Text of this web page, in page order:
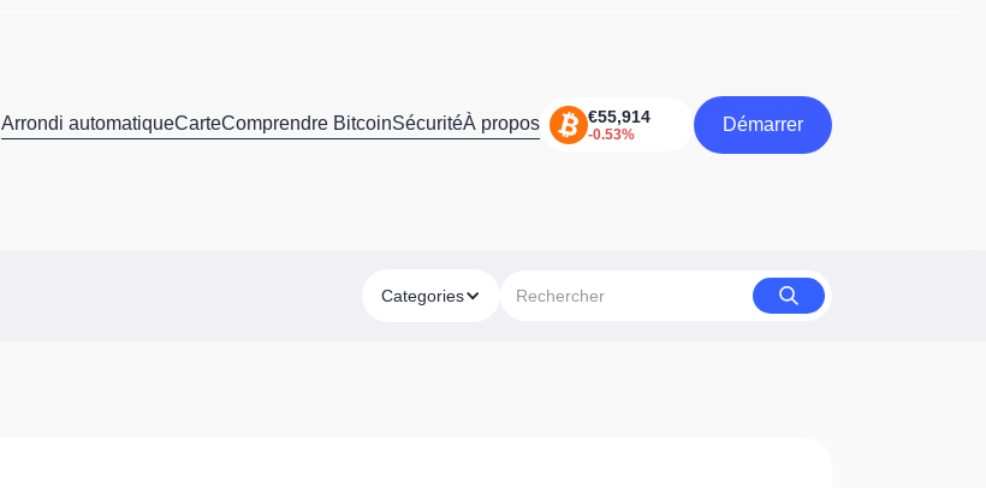
Arrondi automatiqueCarteComprendre BitcoinSécuritéÀ propos
Démarrer
Démarrer
Categories